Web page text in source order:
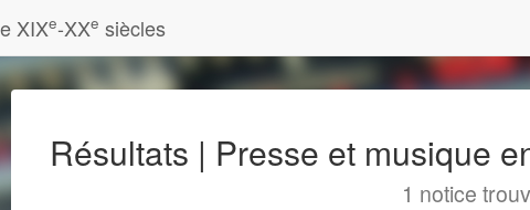
XIXe-XXe siècles
Résultats | Presse et musique
1 notice